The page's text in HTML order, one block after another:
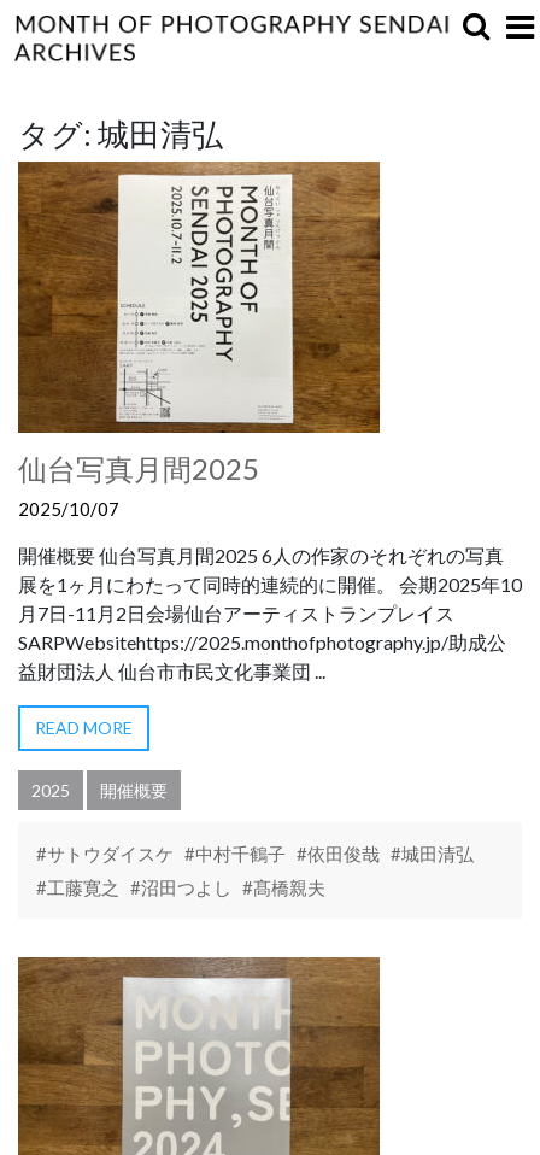
タグ: 城田清弘
仙台写真月間2025
2025/10/07
開催概要 仙台写真月間2025 6人の作家のそれぞれの写真
展を1ヶ月にわたって同時的連続的に開催。 会期2025年10
月7日-11月2日会場仙台アーティストランプレイス
SARPWebsitehttps://2025.monthofphotography.jp/助成公
益財団法人 仙台市市民文化事業団 ...
READ MORE
2025 開催概要
#サトウダイスケ #中村千鶴子 #依田俊哉 #城田清弘
#工藤寛之
#沼田つよし #髙橋親夫